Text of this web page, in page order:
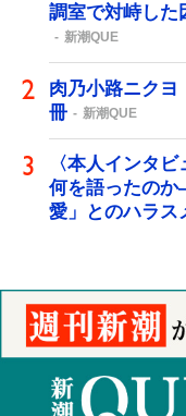
調室で対峙した
新潮QUE
肉乃小路ニクヨ
冊
新潮QUE
〈本人インタ
何を語ったの
愛」とのハラス